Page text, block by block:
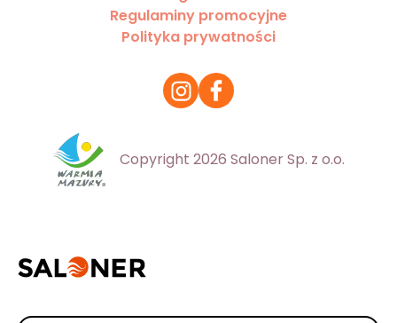
Regulaminy promocyjne
Polityka prywatności
Copyright 2026 Saloner Sp. z o.o.